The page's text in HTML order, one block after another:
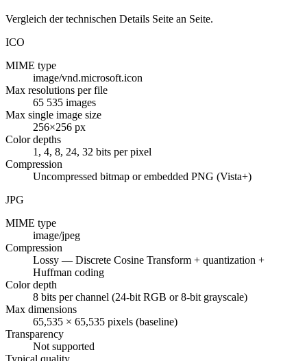
Vergleich der technischen Details Seite an Seite.
ICO
MIME type
image/vnd.microsoft.icon
Max resolutions per file
65 535 images
Max single image size
256×256 px
Color depths
1, 4, 8, 24, 32 bits per pixel
Compression
Uncompressed bitmap or embedded PNG (Vista+)
JPG
MIME type
image/jpeg
Compression
Lossy — Discrete Cosine Transform + quantization +
Huffman coding
Color depth
8 bits per channel (24-bit RGB or 8-bit grayscale)
Max dimensions
65,535 × 65,535 pixels (baseline)
Transparency
Not supported